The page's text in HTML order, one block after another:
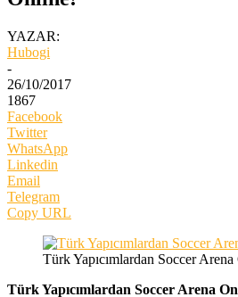
YAZAR:
Hubogi
-
26/10/2017
1867
Facebook
Twitter
WhatsApp
Linkedin
Email
Telegram
Copy URL
Türk Yapıcımlardan Soccer
Türk Yapıcımlardan Soccer Arena